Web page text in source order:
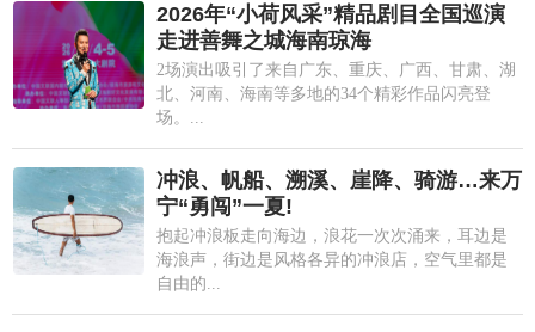
2026年“小荷风采”精品剧目全国巡演
走进善舞之城海南琼海
2场演出吸引了来自广东、重庆、广西、甘肃、湖
北、河南、海南等多地的34个精彩作品闪亮登
场。...
冲浪、帆船、溯溪、崖降、骑游…来万
宁“勇闯”一夏!
抱起冲浪板走向海边，浪花一次次涌来，耳边是
海浪声，街边是风格各异的冲浪店，空气里都是
自由的...